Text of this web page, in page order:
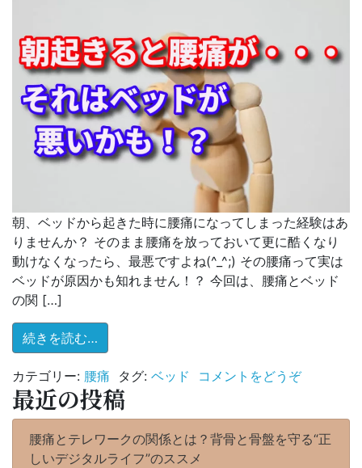
朝、ベッドから起きた時に腰痛になってしまった経験はあ
りませんか？ そのまま腰痛を放っておいて更に酷くなり
動けなくなったら、最悪ですよね(^_^;) その腰痛って実は
ベッドが原因かも知れません！？ 今回は、腰痛とベッド
の関 […]
続きを読む…
カテゴリー: 腰痛 タグ: ベッド コメントをどうぞ(朝
る
最近の投稿
腰痛とテレワークの関係とは？背骨と骨盤を守る“正
しいデジタルライフ”のススメ